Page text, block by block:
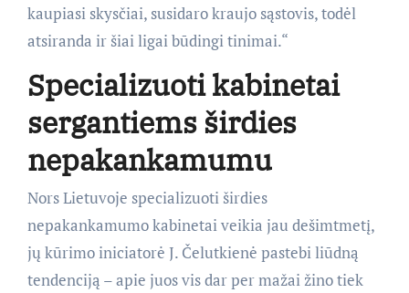
kaupiasi skysčiai, susidaro kraujo sąstovis, todėl
atsiranda ir šiai ligai būdingi tinimai.“
Specializuoti kabinetai
sergantiems širdies
nepakankamumu
Nors Lietuvoje specializuoti širdies
nepakankamumo kabinetai veikia jau dešimtmetį,
jų kūrimo iniciatorė J. Čelutkienė pastebi liūdną
tendenciją – apie juos vis dar per mažai žino tiek